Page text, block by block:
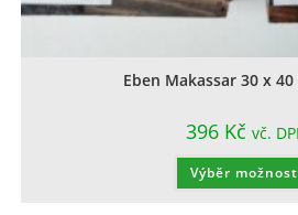
Eben Makassar 30 x
396 Kč vč.
Výběr